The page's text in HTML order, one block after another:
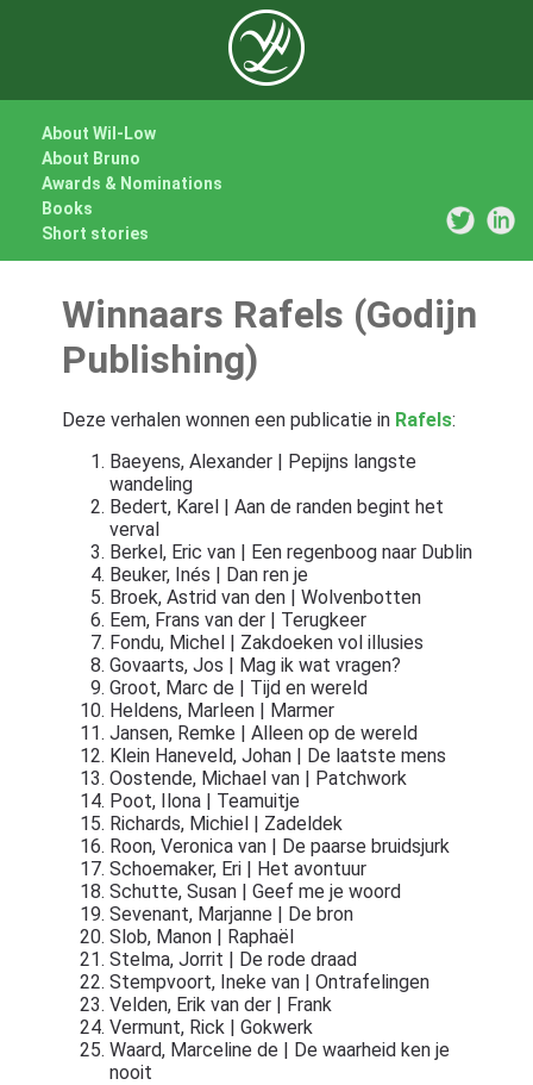
About Wil-Low
About Bruno
Awards & Nominations
Books
Short stories
Winnaars Rafels (Godijn
Publishing)
Deze verhalen wonnen een publicatie in Rafels:
Baeyens, Alexander | Pepijns langste
wandeling
Bedert, Karel | Aan de randen begint het
verval
Berkel, Eric van | Een regenboog naar Dublin
Beuker, Inés | Dan ren je
Broek, Astrid van den | Wolvenbotten
Eem, Frans van der | Terugkeer
Fondu, Michel | Zakdoeken vol illusies
Govaarts, Jos | Mag ik wat vragen?
Groot, Marc de | Tijd en wereld
Heldens, Marleen | Marmer
Jansen, Remke | Alleen op de wereld
Klein Haneveld, Johan | De laatste mens
Oostende, Michael van | Patchwork
Poot, Ilona | Teamuitje
Richards, Michiel | Zadeldek
Roon, Veronica van | De paarse bruidsjurk
Schoemaker, Eri | Het avontuur
Schutte, Susan | Geef me je woord
Sevenant, Marjanne | De bron
Slob, Manon | Raphaël
Stelma, Jorrit | De rode draad
Stempvoort, Ineke van | Ontrafelingen
Velden, Erik van der | Frank
Vermunt, Rick | Gokwerk
Waard, Marceline de | De waarheid ken je
nooit